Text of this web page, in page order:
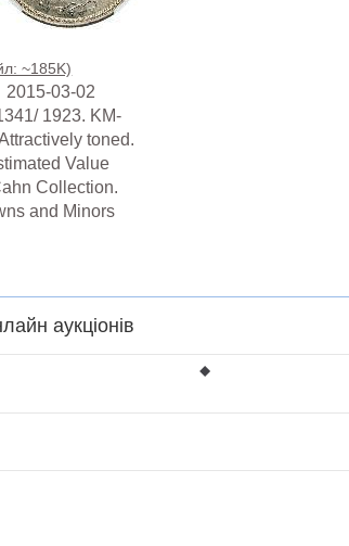
~185K)
03-02
1923. KM-
toned.
Value
Collection.
and Minors